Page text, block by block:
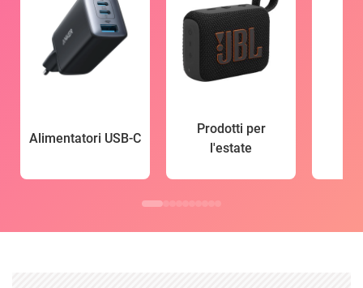
Alimentatori USB-C
Prodotti per
l'estate